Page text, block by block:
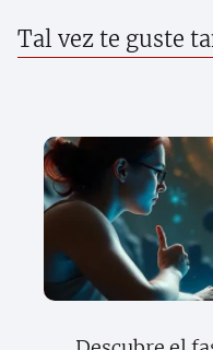
Tal vez te guste